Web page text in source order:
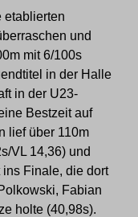
etablierten
und
mit 6/100s
in der Halle
in der U23-
Bestzeit auf
lief über 110m
VL 14,36) und
Finale, die dort
Fabian
holte (40,98s).